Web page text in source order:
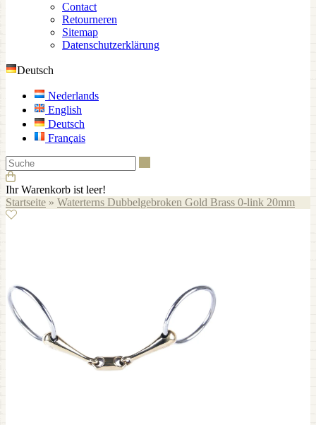
Contact
Retourneren
Sitemap
Datenschutzerklärung
Deutsch
Nederlands
English
Deutsch
Français
Ihr Warenkorb ist leer!
Startseite » Waterterns Dubbelgebroken Gold Brass 0-link 20mm